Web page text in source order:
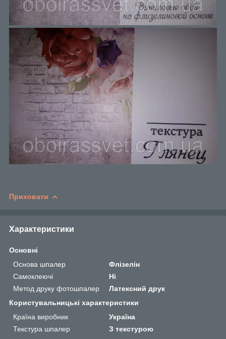
Приховати
Характеристики
Основні
Основа шпалер
Флізелін
Самоклеючі
Ні
Метод друку фотошпалер
Латексний друк
Користувальницькі характеристики
Країна виробник
Україна
Текстура шпалер
З текстурою